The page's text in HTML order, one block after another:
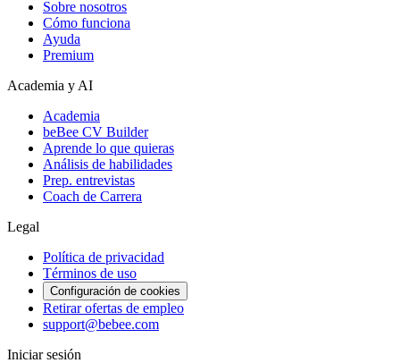
Sobre nosotros
Cómo funciona
Ayuda
Premium
Academia y AI
Academia
beBee CV Builder
Aprende lo que quieras
Análisis de habilidades
Prep. entrevistas
Coach de Carrera
Legal
Política de privacidad
Términos de uso
Configuración de cookies
Retirar ofertas de empleo
support@bebee.com
Iniciar sesión